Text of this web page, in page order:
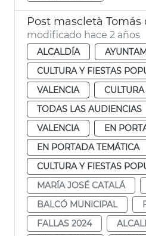
Post mascletà
modificado hace 2 años
ALCALDÍA
CULTURA Y FIESTAS
VALENCIA
CULTURA
TODAS LAS AUDIENCIAS
VALENCIA
EN
EN PORTADA TEMÁTICA
CULTURA Y FIESTAS
MARÍA JOSÉ CATALÁ
BALCÓ MUNICIPAL
FALLAS 2024